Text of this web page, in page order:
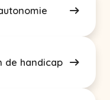
de handicap